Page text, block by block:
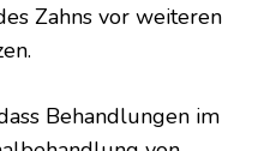
Zahns vor weiteren
Behandlungen im